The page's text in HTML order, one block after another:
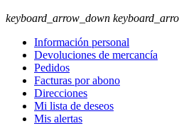
keyboard_arrow_down
Información personal
Devoluciones de mercancía
Pedidos
Facturas por abono
Direcciones
Mi lista de deseos
Mis alertas